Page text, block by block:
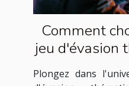
Comment
jeu d'évasion
votre
Plongez dans